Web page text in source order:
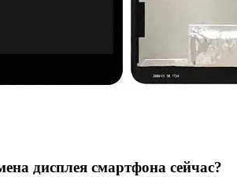
дисплея смартфона сейчас?